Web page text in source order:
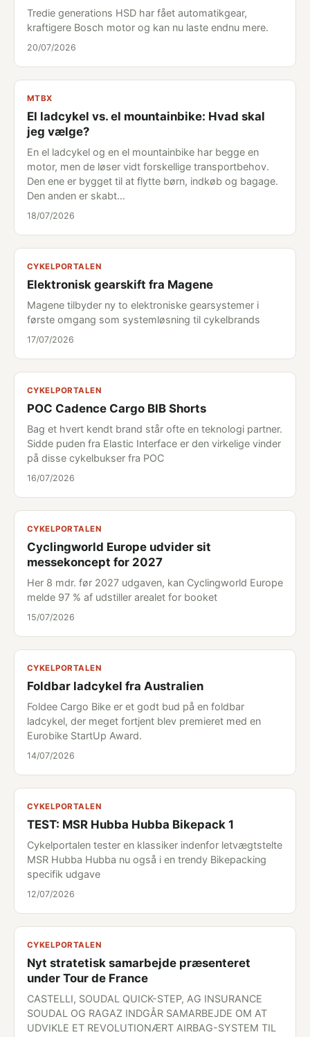
Tredie generations HSD har fået automatikgear,
kraftigere Bosch motor og kan nu laste endnu mere.
20/07/2026
MTBX
El ladcykel vs. el mountainbike: Hvad skal
jeg vælge?
En el ladcykel og en el mountainbike har begge en
motor, men de løser vidt forskellige transportbehov.
Den ene er bygget til at flytte børn, indkøb og bagage.
Den anden er skabt…
18/07/2026
CYKELPORTALEN
Elektronisk gearskift fra Magene
Magene tilbyder ny to elektroniske gearsystemer i
første omgang som systemløsning til cykelbrands
17/07/2026
CYKELPORTALEN
POC Cadence Cargo BIB Shorts
Bag et hvert kendt brand står ofte en teknologi partner.
Sidde puden fra Elastic Interface er den virkelige vinder
på disse cykelbukser fra POC
16/07/2026
CYKELPORTALEN
Cyclingworld Europe udvider sit
messekoncept for 2027
Her 8 mdr. før 2027 udgaven, kan Cyclingworld Europe
melde 97 % af udstiller arealet for booket
15/07/2026
CYKELPORTALEN
Foldbar ladcykel fra Australien
Foldee Cargo Bike er et godt bud på en foldbar
ladcykel, der meget fortjent blev premieret med en
Eurobike StartUp Award.
14/07/2026
CYKELPORTALEN
TEST: MSR Hubba Hubba Bikepack 1
Cykelportalen tester en klassiker indenfor letvægtstelte
MSR Hubba Hubba nu også i en trendy Bikepacking
specifik udgave
12/07/2026
CYKELPORTALEN
Nyt stratetisk samarbejde præsenteret
under Tour de France
CASTELLI, SOUDAL QUICK-STEP, AG INSURANCE
SOUDAL OG RAGAZ INDGÅR SAMARBEJDE OM AT
UDVIKLE ET REVOLUTIONÆRT AIRBAG-SYSTEM TIL